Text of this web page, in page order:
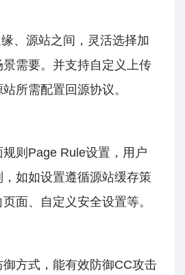
、源站之间，灵活选择加
需要。并支持自定义上传
所需配置回源协议。
则Page Rule设置，用户
如如设置遵循源站缓存策
面、自定义安全设置等。
方式，能有效防御CC攻击